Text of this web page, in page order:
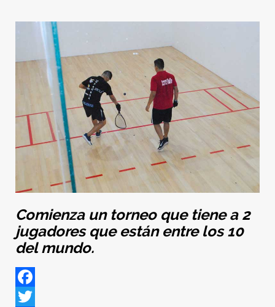
Comienza un torneo que tiene a 2
jugadores que están entre los 10
del mundo.
Facebook